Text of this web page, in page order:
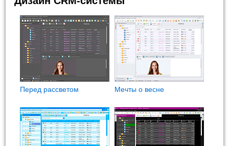
Перед рассветом Мечты о весне